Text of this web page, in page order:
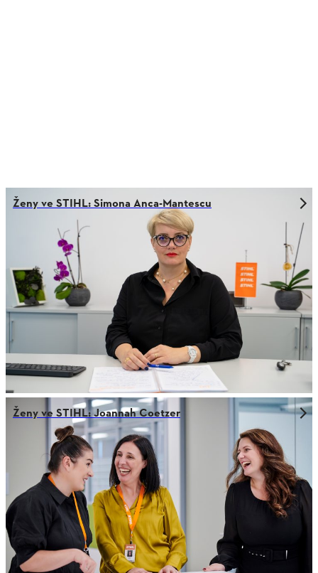
Ženy ve STIHL: Simona Anca-Mantescu
Ženy ve STIHL: Joannah Coetzer